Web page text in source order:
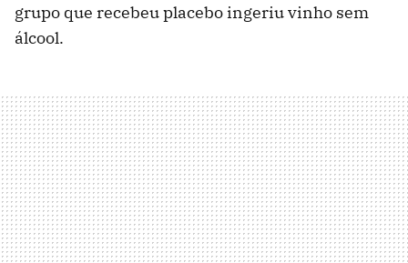
grupo que recebeu placebo ingeriu vinho sem
álcool.